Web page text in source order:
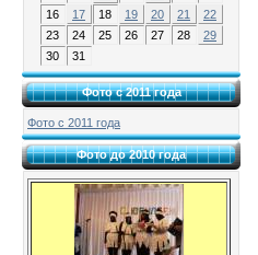
16
17 18 19 20 21
22
23
24 25 26 27 28
29
30
31
Фото с 2011 года
Фото с 2011 года
Фото до 2010 года